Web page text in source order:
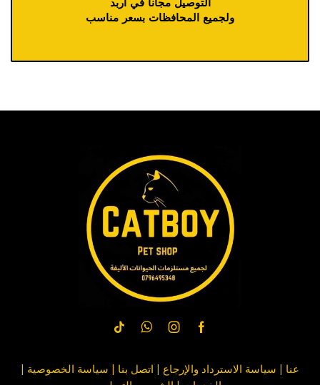
ولجميع المحافظات بسعر مناسب
عنا | سياسة الاسترداد والإرجاع | اتصل بنا | سياسة الخصوصية |